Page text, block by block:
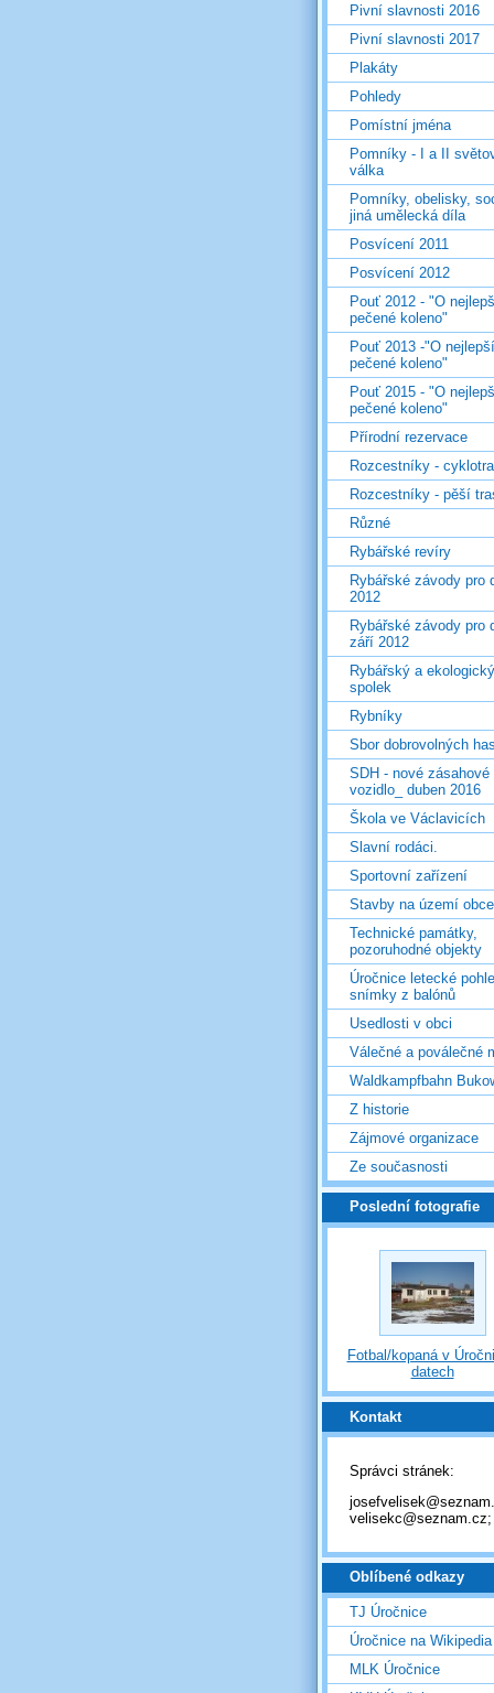
Pivní slavnosti 2016
Pivní slavnosti 2017
Plakáty
Pohledy
Pomístní jména
Pomníky - I a II
válka
Pomníky, obelisky,
jiná umělecká díla
Posvícení 2011
Posvícení 2012
Pouť 2012 - "O
pečené koleno"
Pouť 2013 -"O nejlepší
pečené koleno"
Pouť 2015 - "O
pečené koleno"
Přírodní rezervace
Rozcestníky -
Rozcestníky - pěší
Různé
Rybářské revíry
Rybářské závody pro
2012
Rybářské závody pro
září 2012
Rybářský a ekologický
spolek
Rybníky
Sbor dobrovolných
SDH - nové zásahové
vozidlo_ duben 2016
Škola ve Václavicích
Slavní rodáci.
Sportovní zařízení
Stavby na území obce
Technické památky,
pozoruhodné objekty
Úročnice letecké
snímky z balónů
Usedlosti v obci
Válečné a poválečné
Waldkampfbahn
Z historie
Zájmové organizace
Ze současnosti
Poslední fotografie
Fotbal/kopaná v
datech
Kontakt
Správci stránek:
velisekc@seznam.cz;
Oblíbené odkazy
TJ Úročnice
Úročnice na Wikipedia
MLK Úročnice